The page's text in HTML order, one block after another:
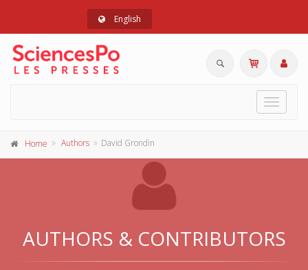
English
Toggle
Home Authors David Grondin
AUTHORS & CONTRIBUTORS